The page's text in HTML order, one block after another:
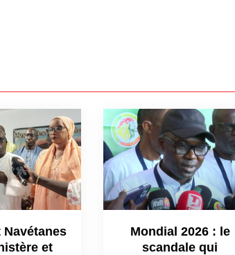
et
Mondial 2026 : le
scandale qui